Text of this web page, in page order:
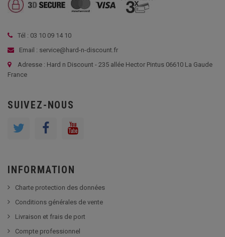
Tél : 03 10 09 14 10
Email : service@hard-n-discount.fr
Adresse : Hard n Discount - 235 allée Hector Pintus 06610 La Gaude
France
SUIVEZ-NOUS
INFORMATION
Charte protection des données
Conditions générales de vente
Livraison et frais de port
Compte professionnel